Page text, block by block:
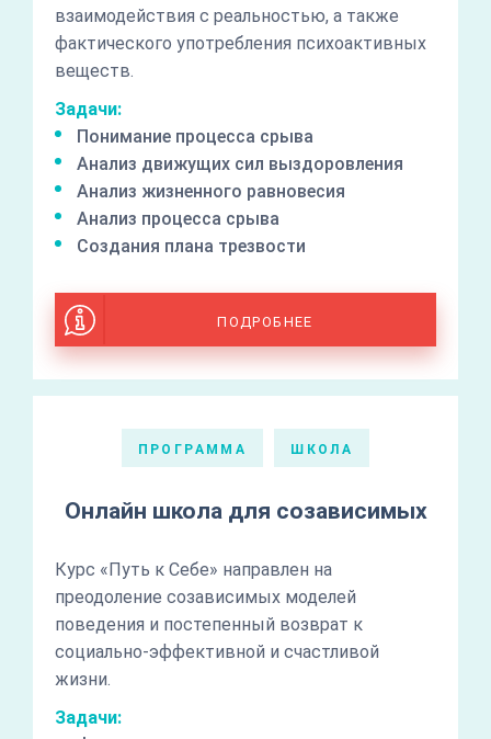
взаимодействия с реальностью, а также
фактического употребления психоактивных
веществ.
Задачи:
Понимание процесса срыва
Анализ движущих сил выздоровления
Анализ жизненного равновесия
Анализ процесса срыва
Создания плана трезвости
ПОДРОБНЕЕ
ПРОГРАММА ШКОЛА
Онлайн школа для созависимых
Курс «Путь к Себе» направлен на
преодоление созависимых моделей
поведения и постепенный возврат к
социально-эффективной и счастливой
жизни.
Задачи: